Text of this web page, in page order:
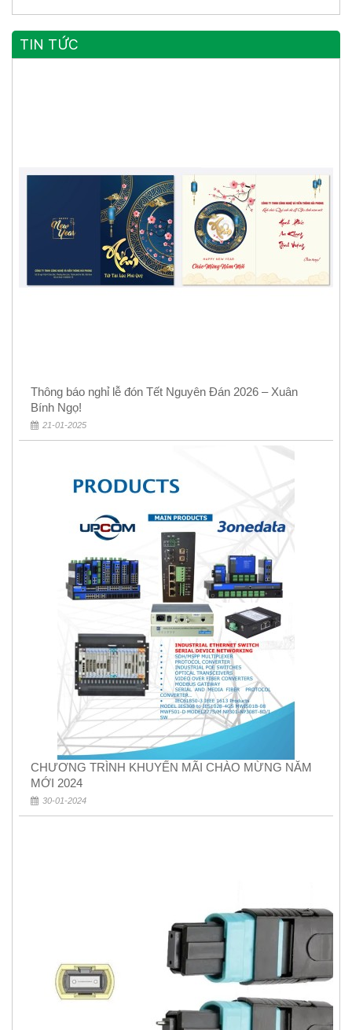
TIN TỨC
Thông báo nghỉ lễ đón Tết Nguyên Đán 2026 – Xuân
Bính Ngọ!
21-01-2025
CHƯƠNG TRÌNH KHUYẾN MÃI CHÀO MỪNG NĂM
MỚI 2024
30-01-2024